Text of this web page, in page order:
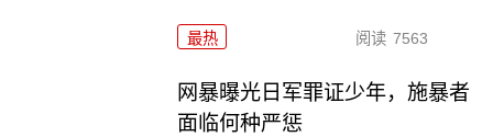
最热 阅读 7563
网暴曝光日军罪证少年，施暴者
面临何种严惩